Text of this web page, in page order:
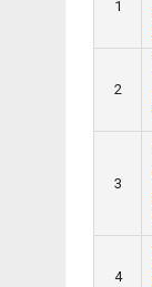
1
2
3
4